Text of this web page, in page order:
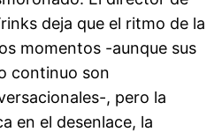
deja que el ritmo de la
momentos -aunque sus
continuo son
, pero la
en el desenlace, la